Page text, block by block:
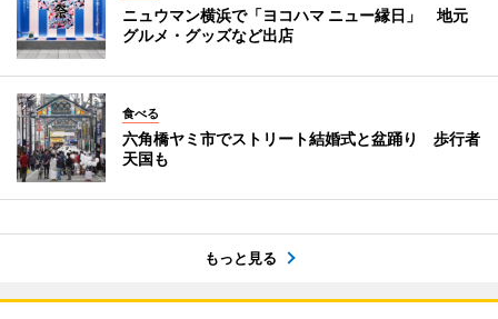
ニュウマン横浜で「ヨコハマ ニュー縁日」 地元
グルメ・グッズなど出店
食べる
六角橋ヤミ市でストリート結婚式と盆踊り 歩行者
天国も
もっと見る